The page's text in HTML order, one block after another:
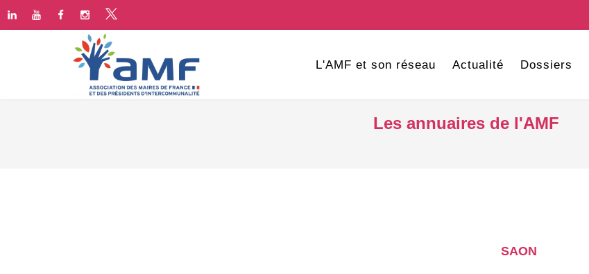
L'AMF et son réseau Actualité Dossiers
Les annuaires de l'AMF
SAON